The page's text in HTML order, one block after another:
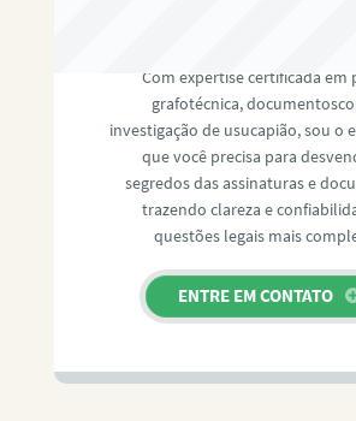
Com expertise certificada em
grafotécnica,
investigação de usucapião, sou o
que você precisa para
segredos das assinaturas e
trazendo clareza e
questões legais mais
ENTRE EM CONTATO